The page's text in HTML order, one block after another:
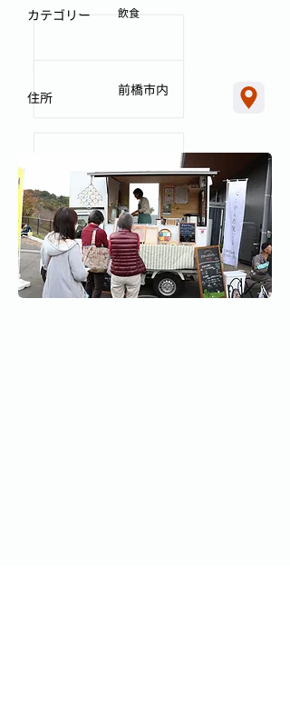
飲食
カテゴリー
前橋市内
住所